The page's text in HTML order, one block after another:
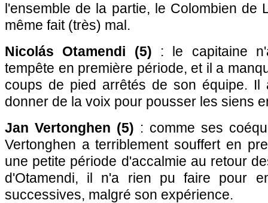
l'ensemble de la partie, le Colombien de
même fait (très) mal.
Nicolás Otamendi (5) : le capitaine
tempête en première période, et il a
coups de pied arrêtés de son équipe. Il
donner de la voix pour pousser les siens
Jan Vertonghen (5) : comme ses
Vertonghen a terriblement souffert en
une petite période d'accalmie au retour
d'Otamendi, il n'a rien pu faire pour
successives, malgré son expérience.